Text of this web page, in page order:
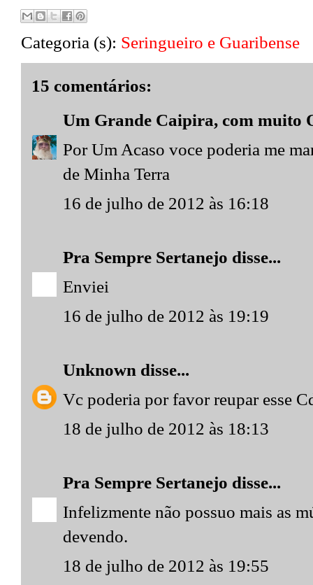
Categoria (s): Seringueiro e Guaribense
15 comentários:
Um Grande Caipira, com muito
Por Um Acaso voce poderia me
de Minha Terra
16 de julho de 2012 às 16:18
Pra Sempre Sertanejo disse...
Enviei
16 de julho de 2012 às 19:19
Unknown disse...
Vc poderia por favor reupar esse
18 de julho de 2012 às 18:13
Pra Sempre Sertanejo disse...
Infelizmente não possuo mais as
devendo.
18 de julho de 2012 às 19:55